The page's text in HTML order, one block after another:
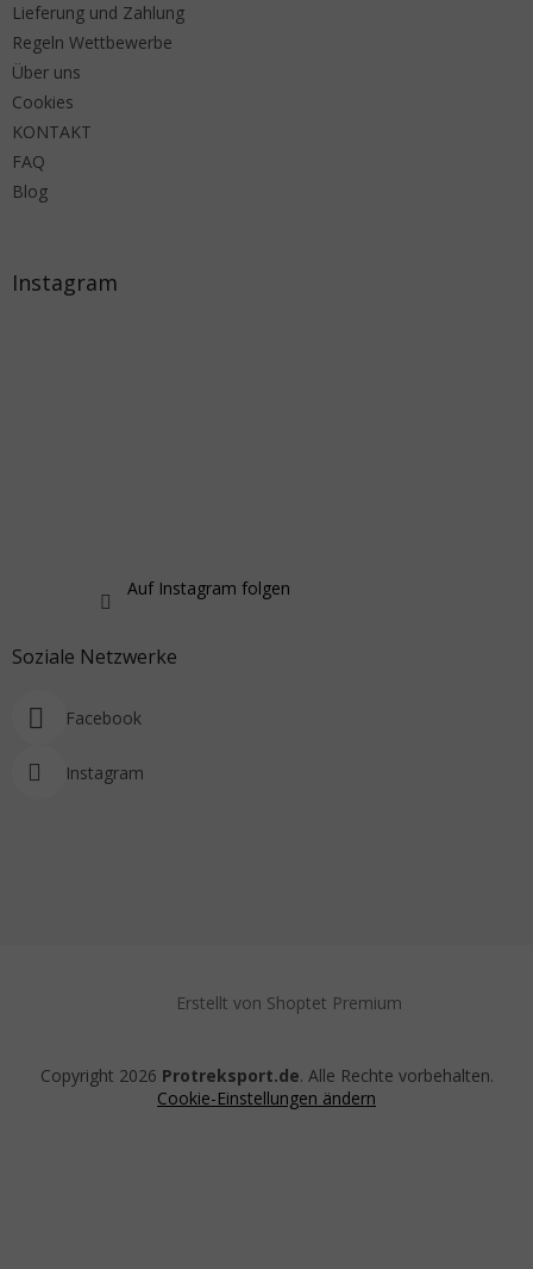
Lieferung und Zahlung
Regeln Wettbewerbe
Über uns
Cookies
KONTAKT
FAQ
Blog
Instagram
Auf Instagram folgen
Soziale Netzwerke
Facebook
Instagram
Erstellt von Shoptet Premium
Copyright 2026 Protreksport.de. Alle Rechte vorbehalten.
Cookie-Einstellungen ändern